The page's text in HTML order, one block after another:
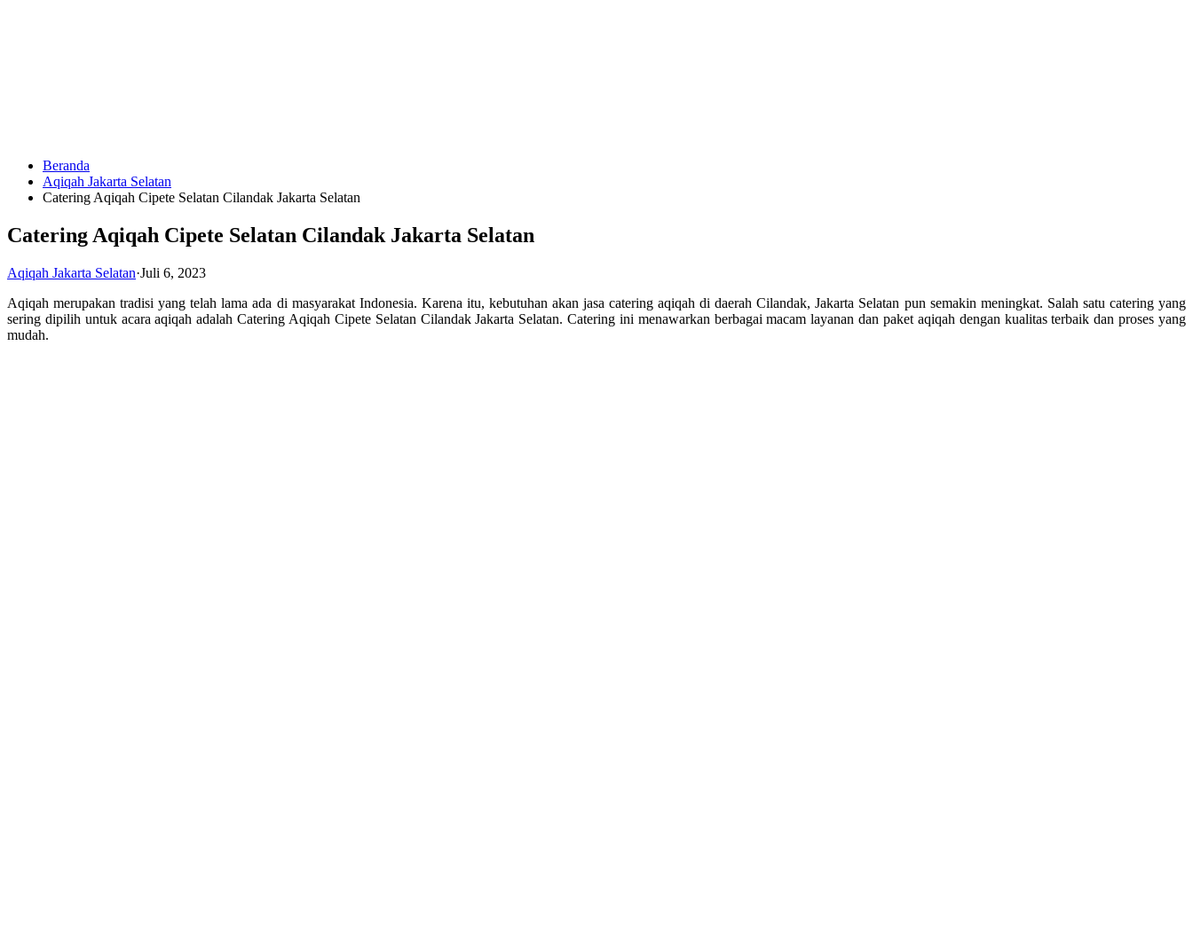
HUBUNGI
KAMI
0823
Beranda
Aqiqah Jakarta Selatan
Catering Aqiqah Cipete Selatan Cilandak Jakarta Selatan
Catering Aqiqah Cipete Selatan Cilandak Jakarta Selatan
Aqiqah Jakarta Selatan·Juli 6, 2023
Aqiqah merupakan tradisi yang telah lama ada di masyarakat Indonesia. Karena itu, kebutuhan akan jasa catering aqiqah di daerah Cilandak, Jakarta Selatan pun semakin meningkat. Salah satu catering yang
sering dipilih untuk acara aqiqah adalah Catering Aqiqah Cipete Selatan Cilandak Jakarta Selatan. Catering ini menawarkan berbagai macam layanan dan paket aqiqah dengan kualitas terbaik dan proses yang
mudah.